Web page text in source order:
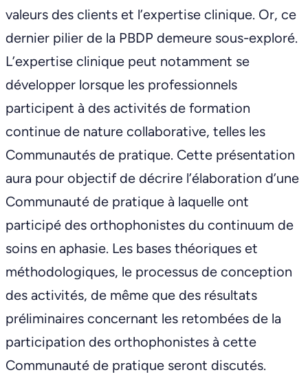
valeurs des clients et l’expertise clinique. Or, ce
dernier pilier de la PBDP demeure sous-exploré.
L’expertise clinique peut notamment se
développer lorsque les professionnels
participent à des activités de formation
continue de nature collaborative, telles les
Communautés de pratique. Cette présentation
aura pour objectif de décrire l’élaboration d’une
Communauté de pratique à laquelle ont
participé des orthophonistes du continuum de
soins en aphasie. Les bases théoriques et
méthodologiques, le processus de conception
des activités, de même que des résultats
préliminaires concernant les retombées de la
participation des orthophonistes à cette
Communauté de pratique seront discutés.